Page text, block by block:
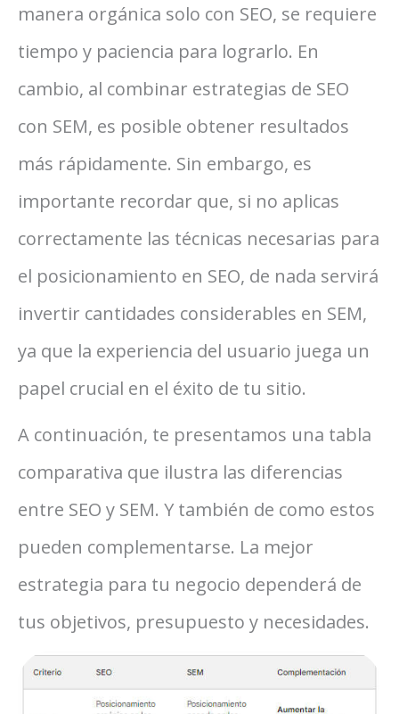
manera orgánica solo con SEO, se requiere
tiempo y paciencia para lograrlo. En
cambio, al combinar estrategias de SEO
con SEM, es posible obtener resultados
más rápidamente. Sin embargo, es
importante recordar que, si no aplicas
correctamente las técnicas necesarias para
el posicionamiento en SEO, de nada servirá
invertir cantidades considerables en SEM,
ya que la experiencia del usuario juega un
papel crucial en el éxito de tu sitio.
A continuación, te presentamos una tabla
comparativa que ilustra las diferencias
entre SEO y SEM. Y también de como estos
pueden complementarse. La mejor
estrategia para tu negocio dependerá de
tus objetivos, presupuesto y necesidades.